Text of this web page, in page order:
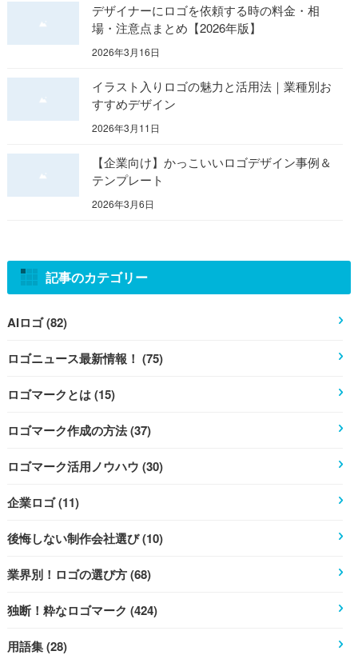
デザイナーにロゴを依頼する時の料金・相
場・注意点まとめ【2026年版】
2026年3月16日
イラスト入りロゴの魅力と活用法｜業種別お
すすめデザイン
2026年3月11日
【企業向け】かっこいいロゴデザイン事例＆
テンプレート
2026年3月6日
記事のカテゴリー
AIロゴ (82)
ロゴニュース最新情報！ (75)
ロゴマークとは (15)
ロゴマーク作成の方法 (37)
ロゴマーク活用ノウハウ (30)
企業ロゴ (11)
後悔しない制作会社選び (10)
業界別！ロゴの選び方 (68)
独断！粋なロゴマーク (424)
用語集 (28)